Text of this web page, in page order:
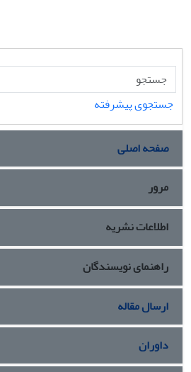
جستجوی پیشرفته
صفحه اصلی
مرور
اطلاعات نشریه
راهنمای نویسندگان
ارسال مقاله
داوران